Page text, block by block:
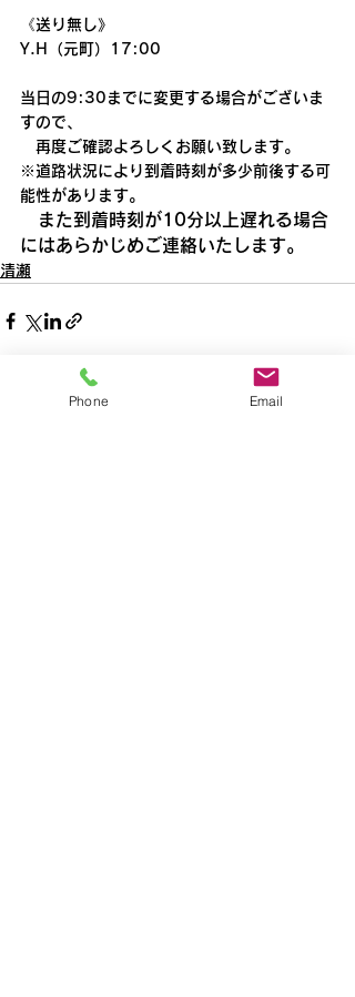
《送り無し》
Y.H（元町）17:00
当日の9:30までに変更する場合がございま
すので、
再度ご確認よろしくお願い致します。
※道路状況により到着時刻が多少前後する可
能性があります。
また到着時刻が10分以上遅れる場合
にはあらかじめご連絡いたします。
清瀬
Phone Email